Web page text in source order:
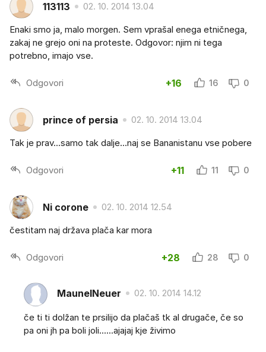
113113 02. 10. 2014 13.04
Enaki smo ja, malo morgen. Sem vprašal enega etničnega,
zakaj ne grejo oni na proteste. Odgovor: njim ni tega
potrebno, imajo vse.
Odgovori +16 16 0
prince of persia 02. 10. 2014 13.04
Tak je prav...samo tak dalje...naj se Bananistanu vse pobere
Odgovori +11 11 0
Ni corone 02. 10. 2014 12.54
čestitam naj država plača kar mora
Odgovori +28 28 0
MaunelNeuer 02. 10. 2014 14.12
če ti ti dolžan te prsilijo da plačaš tk al drugače, če so
pa oni jh pa boli joli......ajajaj kje živimo